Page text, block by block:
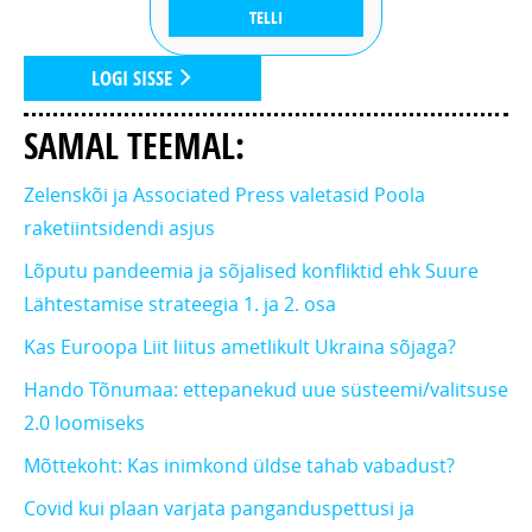
TELLI
LOGI SISSE
SAMAL TEEMAL:
Zelenskõi ja Associated Press valetasid Poola
raketiintsidendi asjus
Lõputu pandeemia ja sõjalised konfliktid ehk Suure
Lähtestamise strateegia 1. ja 2. osa
Kas Euroopa Liit liitus ametlikult Ukraina sõjaga?
Hando Tõnumaa: ettepanekud uue süsteemi/valitsuse
2.0 loomiseks
Mõttekoht: Kas inimkond üldse tahab vabadust?
Covid kui plaan varjata panganduspettusi ja